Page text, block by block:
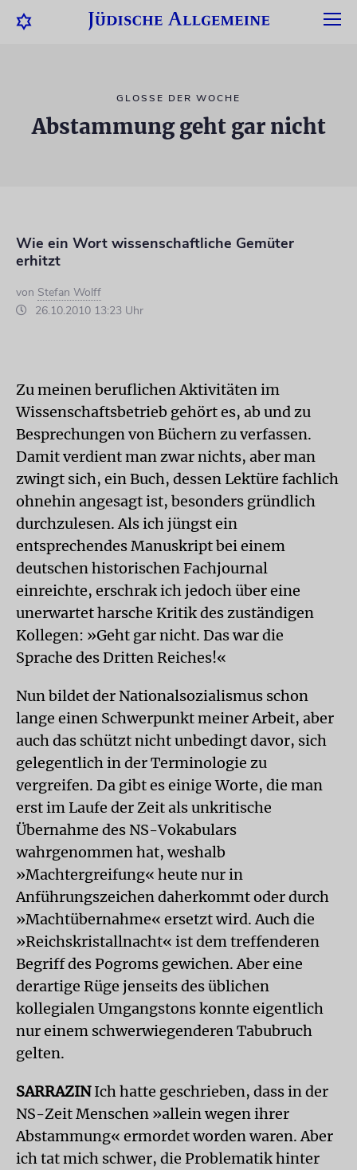
GLOSSE DER WOCHE
Abstammung geht gar nicht
Wie ein Wort wissenschaftliche Gemüter
erhitzt
von Stefan Wolff
26.10.2010 13:23 Uhr
Zu meinen beruflichen Aktivitäten im
Wissenschaftsbetrieb gehört es, ab und zu
Besprechungen von Büchern zu verfassen.
Damit verdient man zwar nichts, aber man
zwingt sich, ein Buch, dessen Lektüre fachlich
ohnehin angesagt ist, besonders gründlich
durchzulesen. Als ich jüngst ein
entsprechendes Manuskript bei einem
deutschen historischen Fachjournal
einreichte, erschrak ich jedoch über eine
unerwartet harsche Kritik des zuständigen
Kollegen: »Geht gar nicht. Das war die
Sprache des Dritten Reiches!«
Nun bildet der Nationalsozialismus schon
lange einen Schwerpunkt meiner Arbeit, aber
auch das schützt nicht unbedingt davor, sich
gelegentlich in der Terminologie zu
vergreifen. Da gibt es einige Worte, die man
erst im Laufe der Zeit als unkritische
Übernahme des NS-Vokabulars
wahrgenommen hat, weshalb
»Machtergreifung« heute nur in
Anführungszeichen daherkommt oder durch
»Machtübernahme« ersetzt wird. Auch die
»Reichskristallnacht« ist dem treffenderen
Begriff des Pogroms gewichen. Aber eine
derartige Rüge jenseits des üblichen
kollegialen Umgangstons konnte eigentlich
nur einem schwerwiegenderen Tabubruch
gelten.
SARRAZINIch hatte geschrieben, dass in der
NS-Zeit Menschen »allein wegen ihrer
Abstammung« ermordet worden waren. Aber
ich tat mich schwer, die Problematik hinter